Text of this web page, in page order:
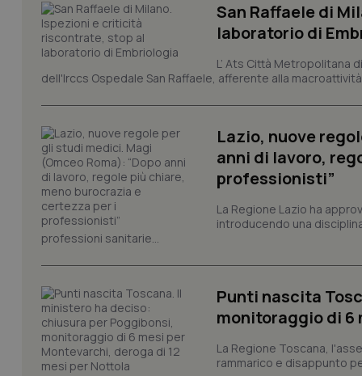
San Raffaele di
laboratorio di
L’ Ats Città Metropolitana
dell'Irccs Ospedale San Raffaele, afferente alla
Lazio, nuove
anni di lavoro,
professionisti”
La Regione Lazio ha
introducendo una
professioni sanitarie...
Punti nascita
monitoraggio di 6
La Regione Toscana,
rammarico e disappunto
I cookie necessari
e l'accesso alle aree
Nome
session-id
_ga